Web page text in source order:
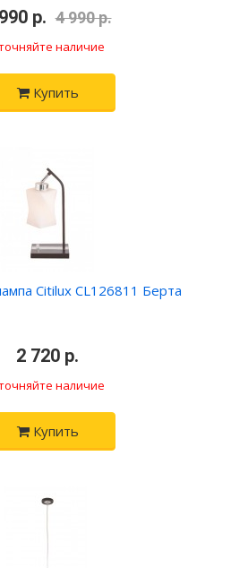
р. 4 990 р.
наличие
Купить
Citilux CL126811 Берта
2 720 р.
наличие
Купить